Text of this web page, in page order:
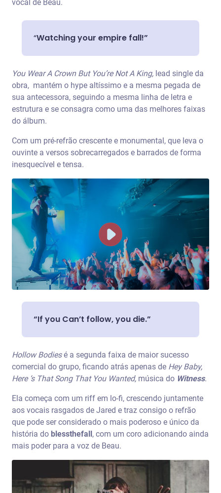
vocal de Beau.
“Watching your empire fall!”
You Wear A Crown But You’re Not A King, lead single da
obra, mantém o hype altíssimo e a mesma pegada de
sua antecessora, seguindo a mesma linha de letra e
estrutura e se consagra como uma das melhores faixas
do álbum.
Com um pré-refrão crescente e monumental, que leva o
ouvinte a versos sobrecarregados e barrados de forma
inesquecível e tensa.
“If you Can’t follow, you die.”
Hollow Bodiesé a segunda faixa de maior sucesso
comercial do grupo, ficando atrás apenas de Hey Baby,
Here ‘s That Song That You Wanted, música do Witness.
Ela começa com um riff em lo-fi, crescendo juntamente
aos vocais rasgados de Jared e traz consigo o refrão
que pode ser considerado o mais poderoso e único da
história do blessthefall, com um coro adicionando ainda
mais poder para a voz de Beau.